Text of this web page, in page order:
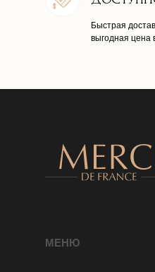
Быстрая
выгодная цена
МЕНЮ